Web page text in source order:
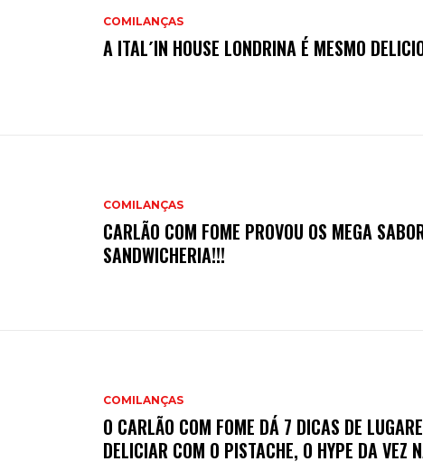
COMILANÇAS
A ITAL´IN HOUSE LONDRINA É MESMO
COMILANÇAS
CARLÃO COM FOME PROVOU OS MEGA
SANDWICHERIA!!!
COMILANÇAS
O CARLÃO COM FOME DÁ 7 DICAS DE
DELICIAR COM O PISTACHE, O HYPE DA VEZ